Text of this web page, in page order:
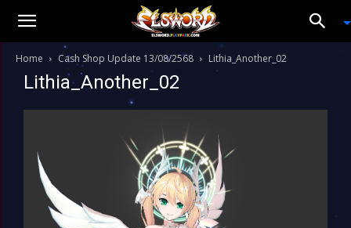
Home Cash Shop Update 13/08/2568 Lithia_Another_02
Lithia_Another_02